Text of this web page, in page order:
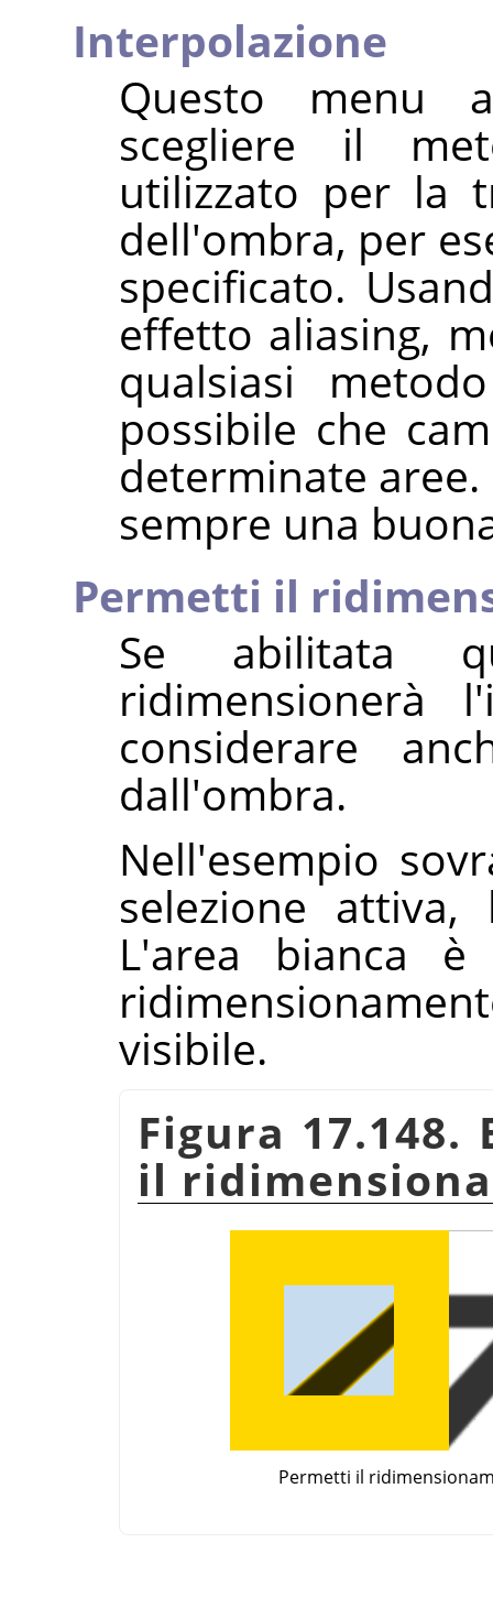
Interpolazione
Questo menu
scegliere il
utilizzato per la
dell'ombra, per
specificato.
effetto aliasing,
qualsiasi
possibile che
determinate
sempre una
Permetti il
Se abilitata
ridimensionerà
considerare
dall'ombra.
Nell'esempio
selezione
L'area bianca
visibile.
Figura
il
Permetti il